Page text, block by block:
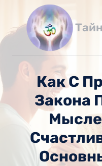
содержимому
Как С
Закона